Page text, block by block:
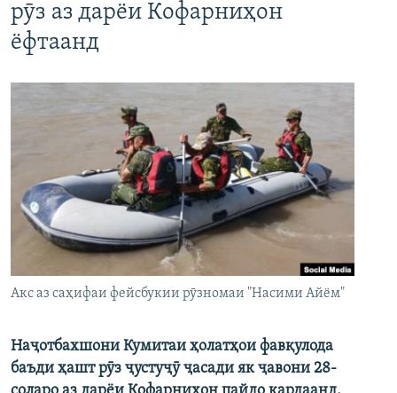
рӯз аз дарёи Кофарниҳон
ёфтаанд
Акс аз саҳифаи фейсбукии рӯзномаи "Насими Айём"
Наҷотбахшони Кумитаи ҳолатҳои фавқулода
баъди ҳашт рӯз ҷустуҷӯ ҷасади як ҷавони 28-